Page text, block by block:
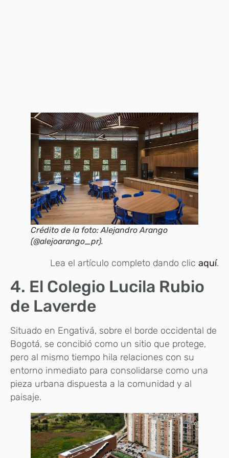
Crédito de la foto: Alejandro Arango
(@alejoarango_pr).
Lea el artículo completo dando clic aquí.
4. El Colegio Lucila Rubio
de Laverde
Situado en Engativá, sobre el borde occidental de
Bogotá, se concibió como un sitio que protege,
pero al mismo tiempo hila relaciones con su
entorno inmediato para consolidarse como una
pieza urbana dispuesta a la comunidad y al
paisaje.